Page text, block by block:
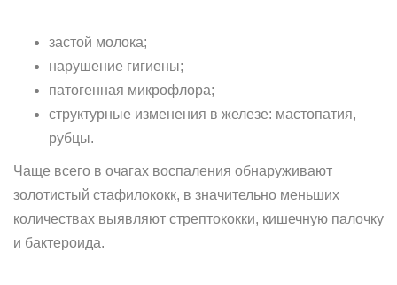
застой молока;
нарушение гигиены;
патогенная микрофлора;
структурные изменения в железе: мастопатия,
рубцы.
Чаще всего в очагах воспаления обнаруживают
золотистый стафилококк, в значительно меньших
количествах выявляют стрептококки, кишечную палочку
и бактероида.